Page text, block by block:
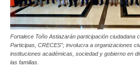
Fortalece Toño Astiazarán participación ciudadana
Participas, CRECES”; involucra a organizaciones
instituciones académicas, sociedad y gobierno en
las familias.